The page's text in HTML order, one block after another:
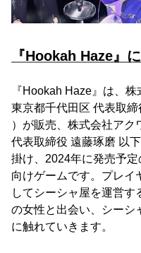
『Hookah Haze』
『Hookah Haze』は、
東京都千代田区 代表取
）が販売、株式会社アク
代表取締役 遠藤琢磨 以
掛け、2024年に発売予
向けゲームです。プレイ
してシーシャ屋を運営す
の女性と出会い、シーシ
に触れていきます。